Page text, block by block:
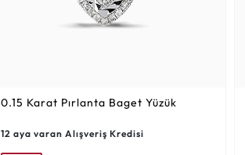
0.15 Karat Pırlanta Baget Yüzük
12 aya varan Alışveriş Kredisi